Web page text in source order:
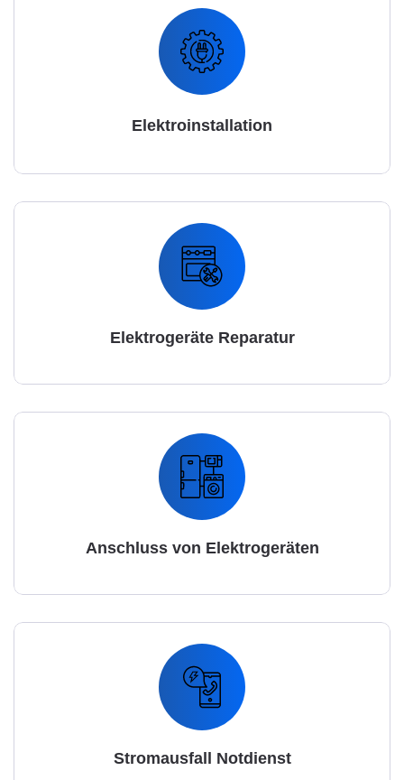
Elektroinstallation
Elektrogeräte Reparatur
Anschluss von Elektrogeräten
Stromausfall Notdienst